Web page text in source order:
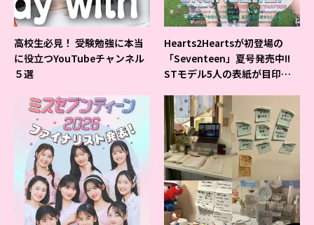
高校生必見！ 受験勉強に本当
に役立つYouTubeチャンネル
５選
Hearts2Heartsが初登場の
「Seventeen」夏号発売中!!
STモデル5人の表紙が目印だ